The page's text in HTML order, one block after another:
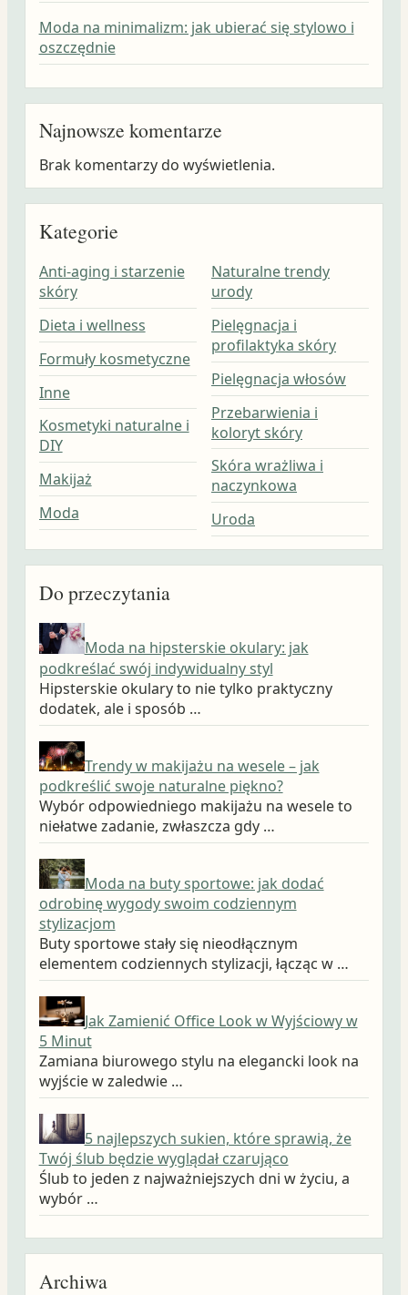
Moda na minimalizm: jak ubierać się stylowo i
oszczędnie
Najnowsze komentarze
Brak komentarzy do wyświetlenia.
Kategorie
Anti-aging i starzenie
skóry
Dieta i wellness
Formuły kosmetyczne
Inne
Kosmetyki naturalne i
DIY
Makijaż
Moda
Naturalne trendy
urody
Pielęgnacja i
profilaktyka skóry
Pielęgnacja włosów
Przebarwienia i
koloryt skóry
Skóra wrażliwa i
naczynkowa
Uroda
Do przeczytania
Moda na hipsterskie okulary: jak
podkreślać swój indywidualny styl
Hipsterskie okulary to nie tylko praktyczny
dodatek, ale i sposób …
Trendy w makijażu na wesele – jak
podkreślić swoje naturalne piękno?
Wybór odpowiedniego makijażu na wesele to
niełatwe zadanie, zwłaszcza gdy …
Moda na buty sportowe: jak dodać
odrobinę wygody swoim codziennym
stylizacjom
Buty sportowe stały się nieodłącznym
elementem codziennych stylizacji, łącząc w …
Jak Zamienić Office Look w Wyjściowy w
5 Minut
Zamiana biurowego stylu na elegancki look na
wyjście w zaledwie …
5 najlepszych sukien, które sprawią, że
Twój ślub będzie wyglądał czarująco
Ślub to jeden z najważniejszych dni w życiu, a
wybór …
Archiwa